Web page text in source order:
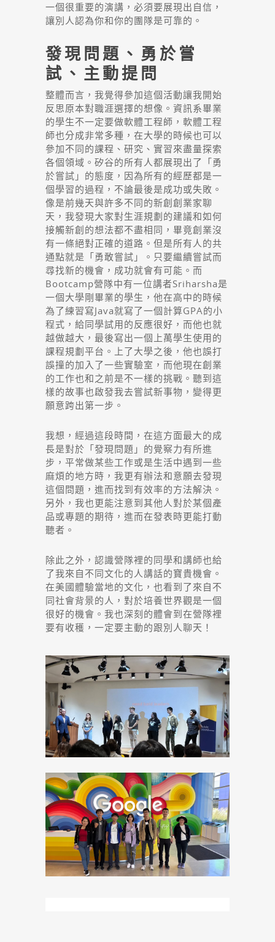
一個很重要的演講，必須要展現出自信，
讓別人認為你和你的團隊是可靠的。
發現問題、勇於嘗
試、主動提問
整體而言，我覺得參加這個活動讓我開始
反思原本對職涯選擇的想像。資訊系畢業
的學生不一定要做軟體工程師，軟體工程
師也分成非常多種，在大學的時候也可以
參加不同的課程、研究、實習來盡量探索
各個領域。矽谷的所有人都展現出了「勇
於嘗試」的態度，因為所有的經歷都是一
個學習的過程，不論最後是成功或失敗。
像是前幾天與許多不同的新創創業家聊
天，我發現大家對生涯規劃的建議和如何
接觸新創的想法都不盡相同，畢竟創業沒
有一條絕對正確的道路。但是所有人的共
通點就是「勇敢嘗試」。只要繼續嘗試而
尋找新的機會，成功就會有可能。而
Bootcamp營隊中有一位講者Sriharsha是
一個大學剛畢業的學生，他在高中的時候
為了練習寫Java就寫了一個計算GPA的小
程式，給同學試用的反應很好，而他也就
越做越大，最後寫出一個上萬學生使用的
課程規劃平台。上了大學之後，他也誤打
誤撞的加入了一些實驗室，而他現在創業
的工作也和之前是不一樣的挑戰。聽到這
樣的故事也啟發我去嘗試新事物，變得更
願意跨出第一步。
我想，經過這段時間，在這方面最大的成
長是對於「發現問題」的覺察力有所進
步，平常做某些工作或是生活中遇到一些
麻煩的地方時，我更有辦法和意願去發現
這個問題，進而找到有效率的方法解決。
另外，我也更能注意到其他人對於某個產
品或專題的期待，進而在發表時更能打動
聽者。
除此之外，認識營隊裡的同學和講師也給
了我來自不同文化的人講話的寶貴機會。
在美國體驗當地的文化，也看到了來自不
同社會背景的人，對於培養世界觀是一個
很好的機會。我也深刻的體會到在營隊裡
要有收穫，一定要主動的跟別人聊天！